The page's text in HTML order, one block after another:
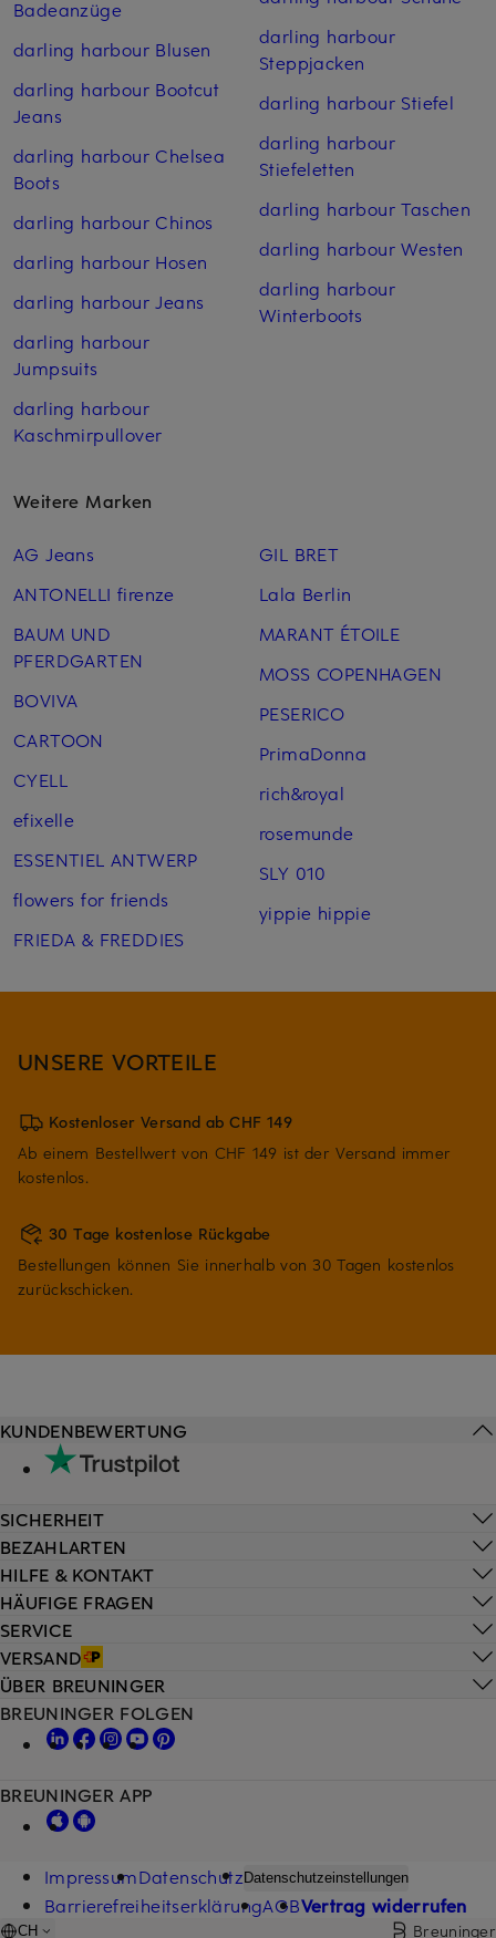
Badeanzüge
darling harbour Blusen
darling harbour Bootcut
Jeans
darling harbour Chelsea
Boots
darling harbour Chinos
darling harbour Hosen
darling harbour Jeans
darling harbour
Jumpsuits
darling harbour
Kaschmirpullover
darling harbour
Steppjacken
darling harbour Stiefel
darling harbour
Stiefeletten
darling harbour Taschen
darling harbour Westen
darling harbour
Winterboots
Weitere Marken
AG Jeans
ANTONELLI firenze
BAUM UND
PFERDGARTEN
BOVIVA
CARTOON
CYELL
efixelle
ESSENTIEL ANTWERP
flowers for friends
FRIEDA & FREDDIES
GIL BRET
Lala Berlin
MARANT ÉTOILE
MOSS COPENHAGEN
PESERICO
PrimaDonna
rich&royal
rosemunde
SLY 010
yippie hippie
UNSERE VORTEILE
Kostenloser Versand ab CHF 149
Ab einem Bestellwert von CHF 149 ist der Versand immer
kostenlos.
30 Tage kostenlose Rückgabe
Bestellungen können Sie innerhalb von 30 Tagen kostenlos
zurückschicken.
HILFE & KONTAKT
HÄUFIGE FRAGEN
SERVICE
VERSAND
KUNDENBEWERTUNG
SICHERHEIT
BEZAHLARTEN
ÜBER BREUNINGER
BREUNINGER FOLGEN
BREUNINGER APP
ImpressumDatenschutz Datenschutzeinstellungen
BarrierefreiheitserklärungAGBVertrag widerrufen
CH Breuninger